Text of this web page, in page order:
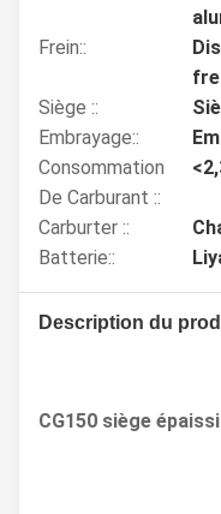
Frein::
Siège ::
Embrayage::
Consommation
De Carburant ::
Carburter ::
Batterie::
Description du
CG150 siège